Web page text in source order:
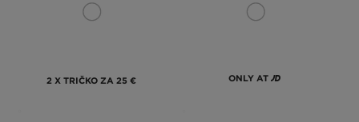
2 X TRIČKO ZA 25 € ONLY AT